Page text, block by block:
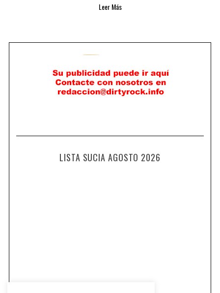
Leer Más
LISTA SUCIA AGOSTO 2026